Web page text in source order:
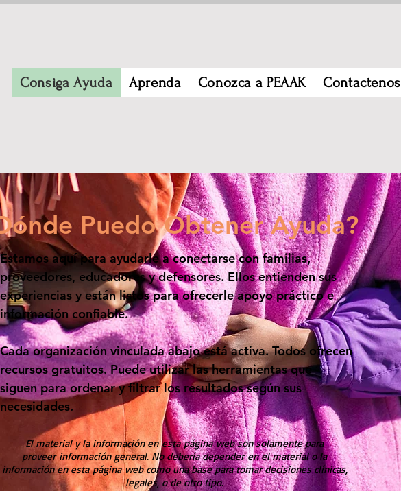
Consiga Ayuda Aprenda Conozca a PEAAK Contactenos
Puedo Obtener Ayuda?
Estamos aquí para ayudarle a conectarse con familias,
proveedores, educadores y defensores. Ellos entienden sus
experiencias y están listos para ofrecerle apoyo práctico e
información confiable.
Cada organización vinculada abajo está activa. Todos ofrecen
recursos gratuitos. Puede utilizar las herramientas que
siguen para ordenar y filtrar los resultados según sus
necesidades.
El material y la información en esta página web son solamente para
proveer información general. No debería depender en el material o la
información en esta página web como una base para tomar decisiones clínicas,
legales, o de otro tipo.